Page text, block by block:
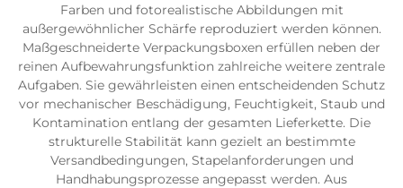
Farben und fotorealistische Abbildungen mit
außergewöhnlicher Schärfe reproduziert werden können.
Maßgeschneiderte Verpackungsboxen erfüllen neben der
reinen Aufbewahrungsfunktion zahlreiche weitere zentrale
Aufgaben. Sie gewährleisten einen entscheidenden Schutz
vor mechanischer Beschädigung, Feuchtigkeit, Staub und
Kontamination entlang der gesamten Lieferkette. Die
strukturelle Stabilität kann gezielt an bestimmte
Versandbedingungen, Stapelanforderungen und
Handhabungsprozesse angepasst werden. Aus